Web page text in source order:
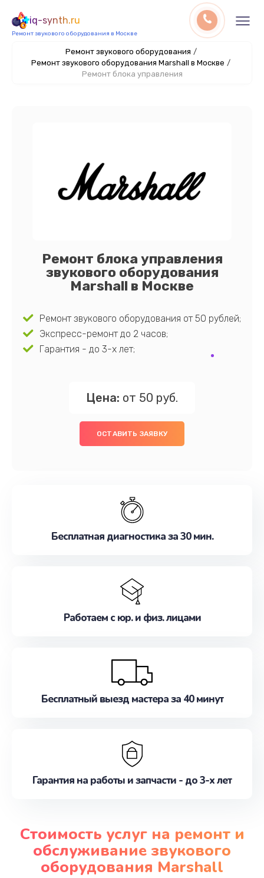
iq-synth.ru
Ремонт звукового оборудования в Москве
Ремонт звукового оборудования /
Ремонт звукового оборудования Marshall в Москве /
Ремонт блока управления
Ремонт блока управления
звукового оборудования
Marshall в Москве
Ремонт звукового оборудования от 50 рублей;
Экспресс-ремонт до 2 часов;
Гарантия - до 3-х лет;
Цена: от 50 руб.
ОСТАВИТЬ ЗАЯВКУ
Бесплатная диагностика за 30 мин.
Работаем с юр. и физ. лицами
Бесплатный выезд мастера за 40 минут
Гарантия на работы и запчасти - до 3-х лет
Стоимость услуг на ремонт и
обслуживание звукового
оборудования Marshall